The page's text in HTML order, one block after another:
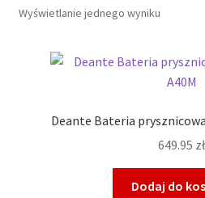
Wyświetlanie jednego wyniku
Deante Bateria
649.95 zł
Dodaj do